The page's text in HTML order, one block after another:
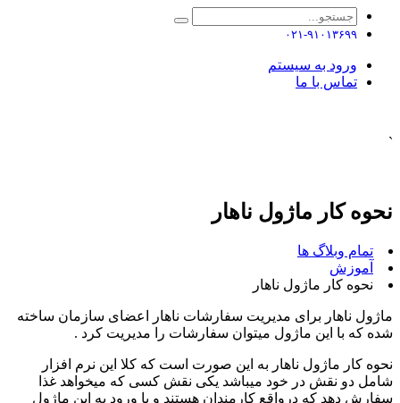
۰۲۱-۹۱۰۱۳۶۹۹
ورود به سیستم
تماس با ما
`
نحوه کار ماژول ناهار
تمام وبلاگ ها
آموزش
نحوه کار ماژول ناهار
ماژول ناهار برای مدیریت سفارشات ناهار اعضای سازمان ساخته
شده که با این ماژول میتوان سفارشات را مدیریت کرد .
نحوه کار ماژول ناهار به این صورت است که کلا این نرم افزار
شامل دو نقش در خود میباشد یکی نقش کسی که میخواهد غذا
سفارش دهد که درواقع کارمندان هستند و با ورود به این ماژول